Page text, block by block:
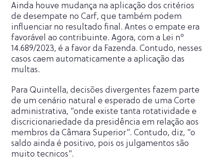
Ainda houve mudança na aplicação dos critérios
de desempate no Carf, que também podem
influenciar no resultado final. Antes o empate era
favorável ao contribuinte. Agora, com a Lei nº
14.689/2023, é a favor da Fazenda. Contudo, nesses
casos caem automaticamente a aplicação das
multas.
Para Quintella, decisões divergentes fazem parte
de um cenário natural e esperado de uma Corte
administrativa, “onde existe tanta rotatividade e
discricionariedade da presidência em relação aos
membros da Câmara Superior”. Contudo, diz, “o
saldo ainda é positivo, pois os julgamentos são
muito tecnicos”.